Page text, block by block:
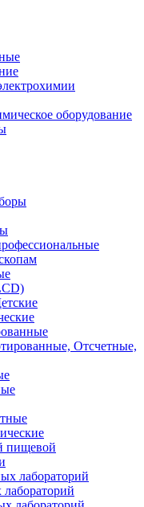
оборудование
Отсчетные,
пищевой
лабораторий